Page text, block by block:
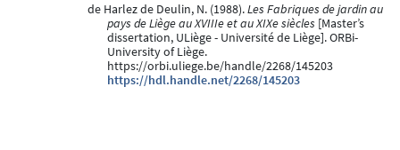
de Harlez de Deulin, N. (1988).Les Fabriques de jardin au
pays de Liège au XVIIIe et au XIXe siècles [Master’s
dissertation, ULiège - Université de Liège]. ORBi-
University of Liège.
https://orbi.uliege.be/handle/2268/145203
https://hdl.handle.net/2268/145203